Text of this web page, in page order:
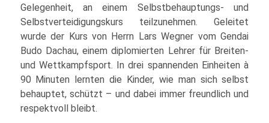
Gelegenheit, an einem Selbstbehauptungs- und
Selbstverteidigungskurs teilzunehmen. Geleitet
wurde der Kurs von Herrn Lars Wegner vom Gendai
Budo Dachau, einem diplomierten Lehrer für Breiten-
und Wettkampfsport. In drei spannenden Einheiten à
90 Minuten lernten die Kinder, wie man sich selbst
behauptet, schützt – und dabei immer freundlich und
respektvoll bleibt.